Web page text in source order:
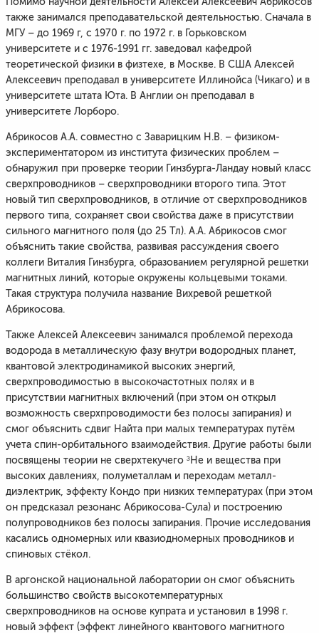
также занимался преподавательской деятельностью. Сначала в
МГУ – до 1969 г, с 1970 г. по 1972 г. в Горьковском
университете и с 1976-1991 гг. заведовал кафедрой
теоретической физики в физтехе, в Москве. В США Алексей
Алексеевич преподавал в университете Иллинойса (Чикаго) и в
университете штата Юта. В Англии он преподавал в
университете Лорборо.
Абрикосов А.А. совместно с Заварицким Н.В. – физиком-
экспериментатором из института физических проблем –
обнаружил при проверке теории Гинзбурга-Ландау новый класс
сверхпроводников – сверхпроводники второго типа. Этот
новый тип сверхпроводников, в отличие от сверхпроводников
первого типа, сохраняет свои свойства даже в присутствии
сильного магнитного поля (до 25 Тл). А.А. Абрикосов смог
объяснить такие свойства, развивая рассуждения своего
коллеги Виталия Гинзбурга, образованием регулярной решетки
магнитных линий, которые окружены кольцевыми токами.
Такая структура получила название Вихревой решеткой
Абрикосова.
Также Алексей Алексеевич занимался проблемой перехода
водорода в металлическую фазу внутри водородных планет,
квантовой электродинамикой высоких энергий,
сверхпроводимостью в высокочастотных полях и в
присутствии магнитных включений (при этом он открыл
возможность сверхпроводимости без полосы запирания) и
смог объяснить сдвиг Найта при малых температурах путём
учета спин-орбитального взаимодействия. Другие работы были
посвящены теории не сверхтекучего ³He и вещества при
высоких давлениях, полуметаллам и переходам металл-
диэлектрик, эффекту Кондо при низких температурах (при этом
он предсказал резонанс Абрикосова-Сула) и построению
полупроводников без полосы запирания. Прочие исследования
касались одномерных или квазиодномерных проводников и
спиновых стёкол.
В аргонской национальной лаборатории он смог объяснить
большинство свойств высокотемпературных
сверхпроводников на основе купрата и установил в 1998 г.
новый эффект (эффект линейного квантового магнитного